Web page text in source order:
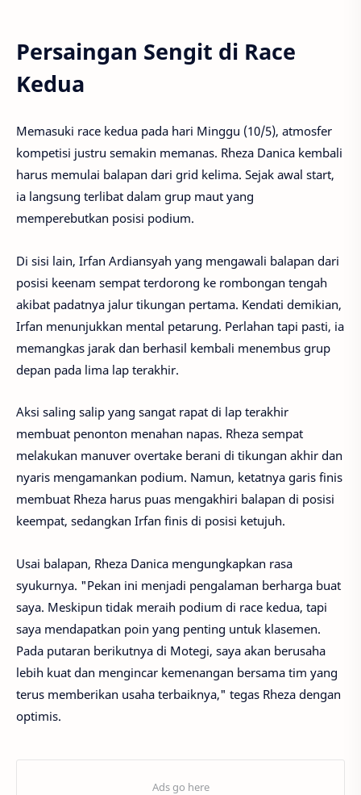
Persaingan Sengit di Race
Kedua
Memasuki race kedua pada hari Minggu (10/5), atmosfer
kompetisi justru semakin memanas. Rheza Danica kembali
harus memulai balapan dari grid kelima. Sejak awal start,
ia langsung terlibat dalam grup maut yang
memperebutkan posisi podium.
Di sisi lain, Irfan Ardiansyah yang mengawali balapan dari
posisi keenam sempat terdorong ke rombongan tengah
akibat padatnya jalur tikungan pertama. Kendati demikian,
Irfan menunjukkan mental petarung. Perlahan tapi pasti, ia
memangkas jarak dan berhasil kembali menembus grup
depan pada lima lap terakhir.
Aksi saling salip yang sangat rapat di lap terakhir
membuat penonton menahan napas. Rheza sempat
melakukan manuver overtake berani di tikungan akhir dan
nyaris mengamankan podium. Namun, ketatnya garis finis
membuat Rheza harus puas mengakhiri balapan di posisi
keempat, sedangkan Irfan finis di posisi ketujuh.
Usai balapan, Rheza Danica mengungkapkan rasa
syukurnya. "Pekan ini menjadi pengalaman berharga buat
saya. Meskipun tidak meraih podium di race kedua, tapi
saya mendapatkan poin yang penting untuk klasemen.
Pada putaran berikutnya di Motegi, saya akan berusaha
lebih kuat dan mengincar kemenangan bersama tim yang
terus memberikan usaha terbaiknya," tegas Rheza dengan
optimis.